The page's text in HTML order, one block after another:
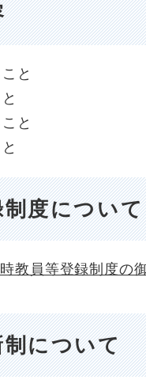
と
と
度につい
教員等登録制度の
制について